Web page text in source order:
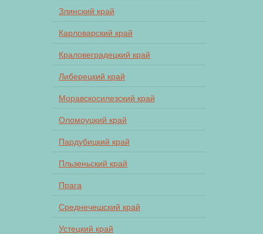
Злинский край
Карловарский край
Краловеградецкий край
Либерецкий край
Моравскосилезский край
Оломоуцкий край
Пардубицкий край
Пльзеньский край
Прага
Среднечешский край
Устецкий край